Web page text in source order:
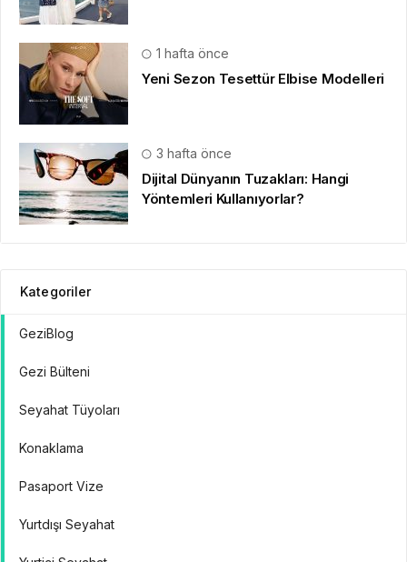
1 hafta önce
Yeni Sezon Tesettür Elbise Modelleri
3 hafta önce
Dijital Dünyanın Tuzakları: Hangi
Yöntemleri Kullanıyorlar?
Kategoriler
GeziBlog
Gezi Bülteni
Seyahat Tüyoları
Konaklama
Pasaport Vize
Yurtdışı Seyahat